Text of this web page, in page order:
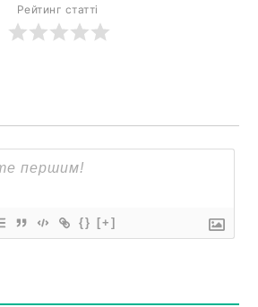
Рейтинг статті
{} [+]